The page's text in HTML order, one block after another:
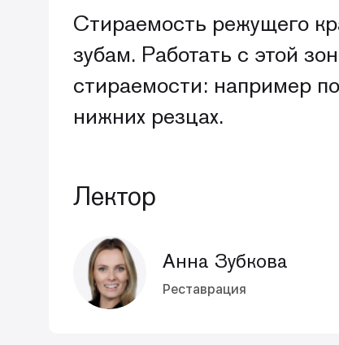
Стираемость режущего
зубам. Работать с этой
стираемости: например
нижних резцах.
Лектор
Анна Зубкова
Реставрация